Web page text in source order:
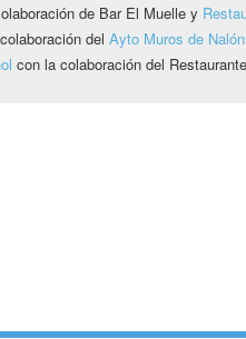
de Bar El Muelle y
del Ayto Muros de Nalón
con la colaboración del